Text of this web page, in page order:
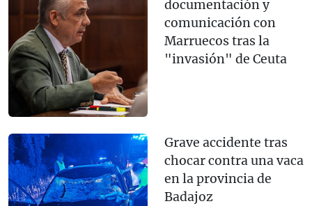
documentación y
comunicación con
Marruecos tras la
"invasión" de Ceuta
Grave accidente tras
chocar contra una vaca
en la provincia de
Badajoz